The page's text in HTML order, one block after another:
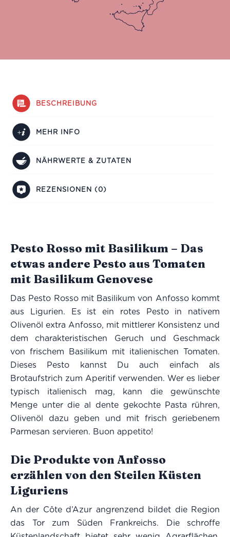
BESCHREIBUNG
MEHR INFO
NÄHRWERTE & ZUTATEN
REZENSIONEN (0)
Pesto Rosso mit Basilikum – Das
etwas andere Pesto aus Tomaten
mit Basilikum Genovese
Das Pesto Rosso mit Basilikum von Anfosso kommt
aus Ligurien. Es ist ein rotes Pesto in nativem
Olivenöl extra Anfosso, mit mittlerer Konsistenz und
dem charakteristischen Geruch und Geschmack
von frischem Basilikum mit italienischen Tomaten.
Dieses Pesto kannst Du auch einfach als
Brotaufstrich zum Aperitif verwenden. Wer es lieber
typisch italienisch mag, kann die gewünschte
Menge unter die al dente gekochte Pasta rühren,
Olivenöl dazu geben und mit frisch geriebenem
Parmesan servieren. Buon appetito!
Die Produkte von Anfosso
erzählen von den Steilen Küsten
Liguriens
An der Côte d’Azur angrenzend bildet die Region
das Tor zum Süden Frankreichs. Die schroffe